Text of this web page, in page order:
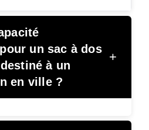
un sac à dos
à un
en ville ?
+